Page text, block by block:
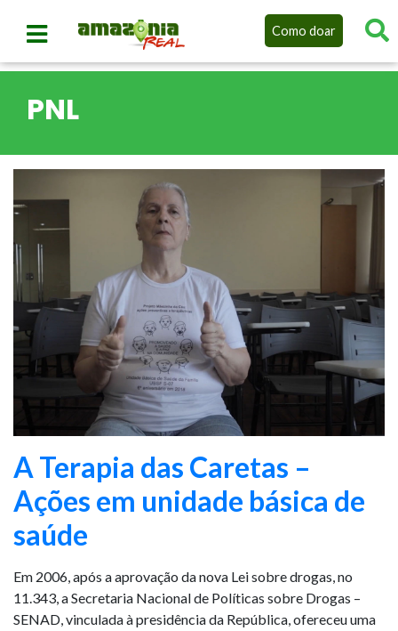
Como doar
PNL
A Terapia das Caretas –
Ações em unidade básica de
saúde
Em 2006, após a aprovação da nova Lei sobre drogas, no
11.343, a Secretaria Nacional de Políticas sobre Drogas –
SENAD, vinculada à presidência da República, ofereceu uma